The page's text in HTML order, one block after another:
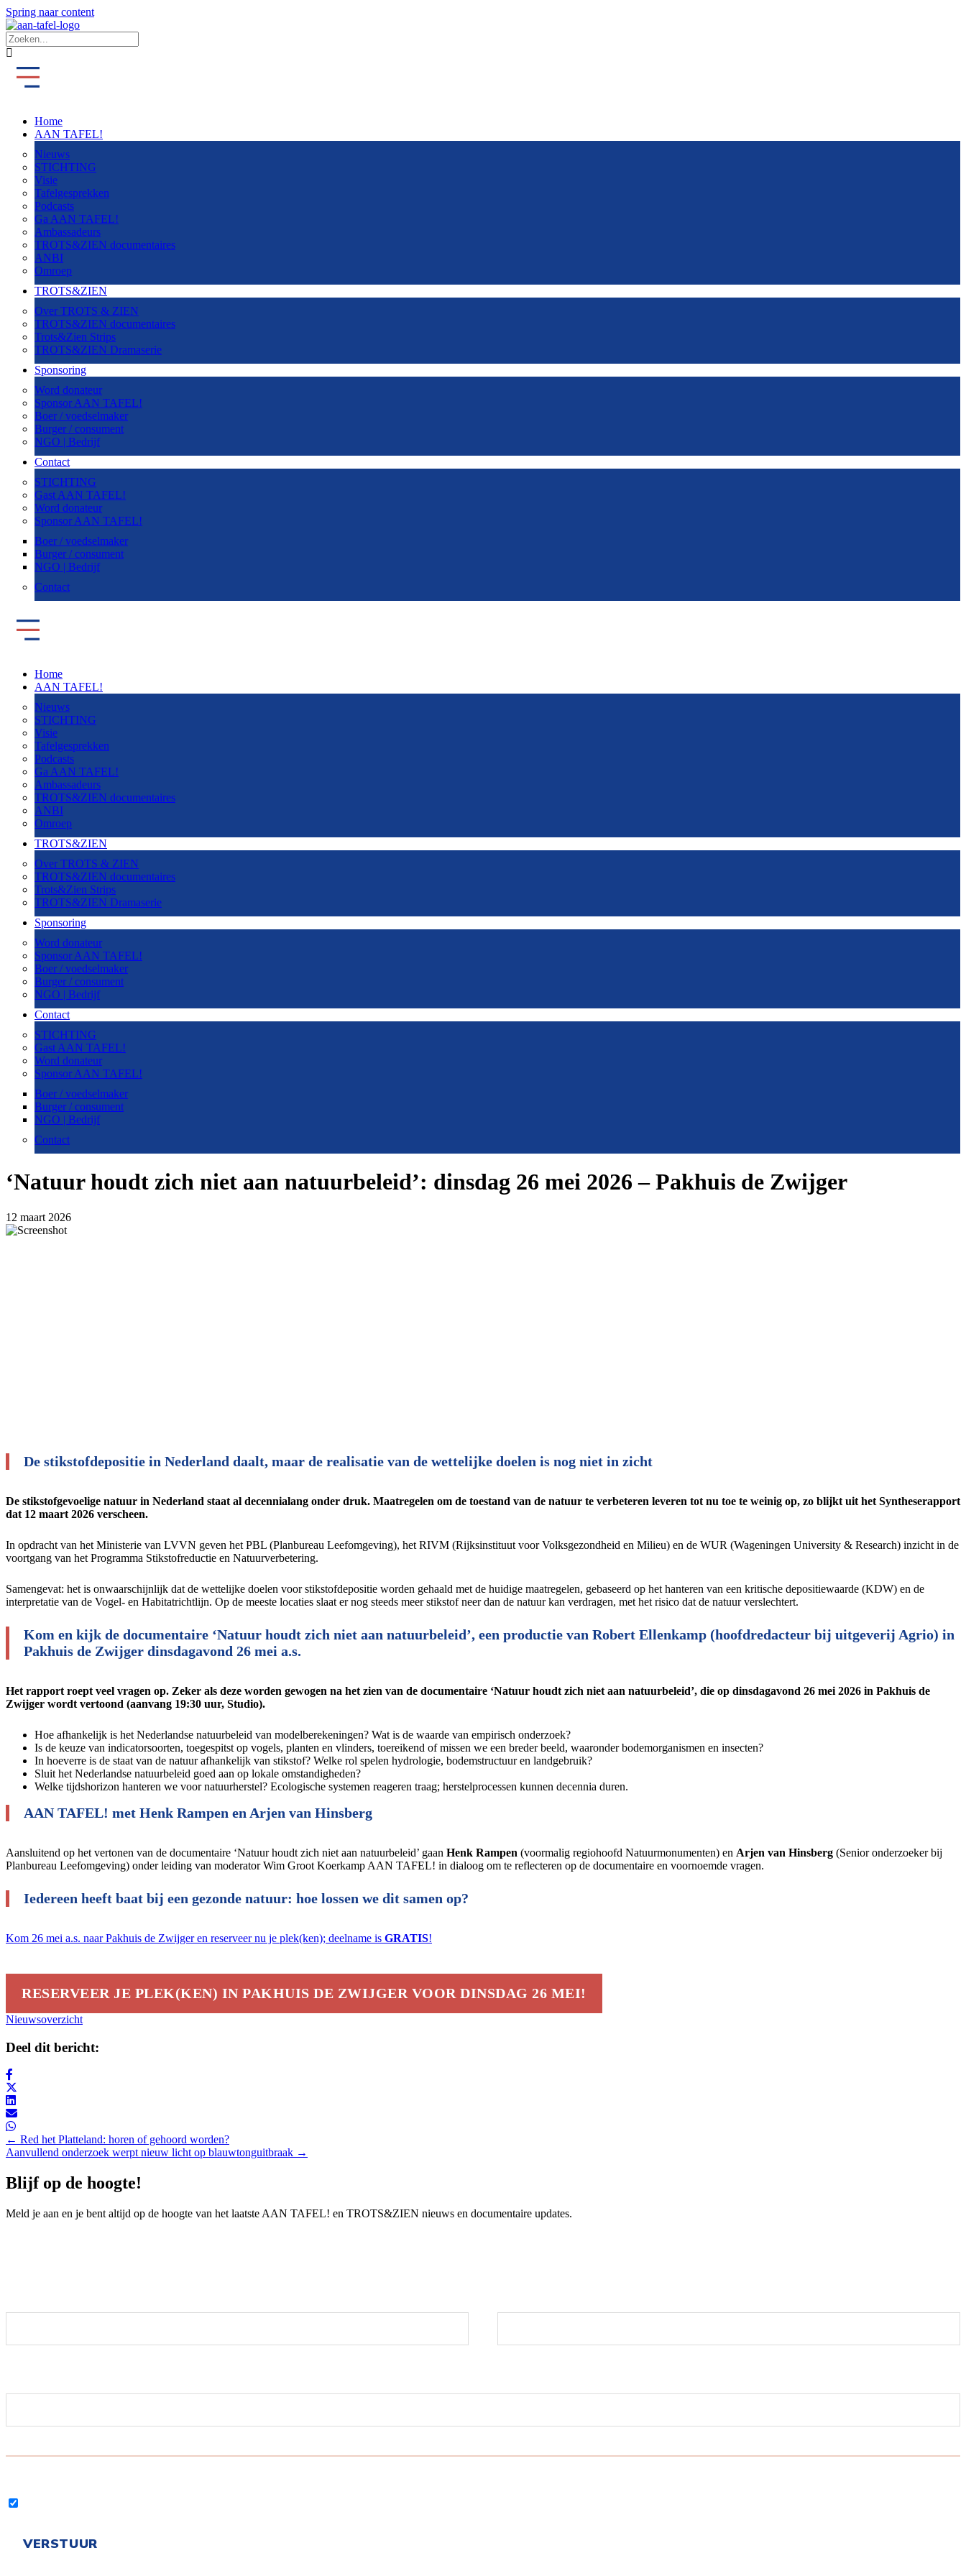
Spring naar content
Home
AAN TAFEL!
Nieuws
STICHTING
Visie
Tafelgesprekken
Podcasts
Ga AAN TAFEL!
Ambassadeurs
TROTS&ZIEN documentaires
ANBI
Omroep
TROTS&ZIEN
Over TROTS & ZIEN
TROTS&ZIEN documentaires
Trots&Zien Strips
TROTS&ZIEN Dramaserie
Sponsoring
Word donateur
Sponsor AAN TAFEL!
Boer / voedselmaker
Burger / consument
NGO | Bedrijf
Contact
STICHTING
Gast AAN TAFEL!
Word donateur
Sponsor AAN TAFEL!
Boer / voedselmaker
Burger / consument
NGO | Bedrijf
Contact
Home
AAN TAFEL!
Nieuws
STICHTING
Visie
Tafelgesprekken
Podcasts
Ga AAN TAFEL!
Ambassadeurs
TROTS&ZIEN documentaires
ANBI
Omroep
TROTS&ZIEN
Over TROTS & ZIEN
TROTS&ZIEN documentaires
Trots&Zien Strips
TROTS&ZIEN Dramaserie
Sponsoring
Word donateur
Sponsor AAN TAFEL!
Boer / voedselmaker
Burger / consument
NGO | Bedrijf
Contact
STICHTING
Gast AAN TAFEL!
Word donateur
Sponsor AAN TAFEL!
Boer / voedselmaker
Burger / consument
NGO | Bedrijf
Contact
‘Natuur houdt zich niet aan natuurbeleid’: dinsdag 26 mei 2026 – Pakhuis de Zwijger
12 maart 2026
De stikstofdepositie in Nederland daalt, maar de realisatie van de wettelijke doelen is nog niet in zicht
De stikstofgevoelige natuur in Nederland staat al decennialang onder druk. Maatregelen om de toestand van de natuur te verbeteren leveren tot nu toe te weinig op, zo blijkt uit het Syntheserapport
dat 12 maart 2026 verscheen.
In opdracht van het Ministerie van LVVN geven het PBL (Planbureau Leefomgeving), het RIVM (Rijksinstituut voor Volksgezondheid en Milieu) en de WUR (Wageningen University & Research) inzicht in de
voortgang van het Programma Stikstofreductie en Natuurverbetering.
Samengevat: het is onwaarschijnlijk dat de wettelijke doelen voor stikstofdepositie worden gehaald met de huidige maatregelen, gebaseerd op het hanteren van een kritische depositiewaarde (KDW) en de
interpretatie van de Vogel- en Habitatrichtlijn. Op de meeste locaties slaat er nog steeds meer stikstof neer dan de natuur kan verdragen, met het risico dat de natuur verslechtert.
Kom en kijk de documentaire ‘Natuur houdt zich niet aan natuurbeleid’, een productie van Robert Ellenkamp (hoofdredacteur bij uitgeverij Agrio) in
Pakhuis de Zwijger dinsdagavond 26 mei a.s.
Het rapport roept veel vragen op. Zeker als deze worden gewogen na het zien van de documentaire ‘Natuur houdt zich niet aan natuurbeleid’, die op dinsdagavond 26 mei 2026 in Pakhuis de
Zwijger wordt vertoond (aanvang 19:30 uur, Studio).
Hoe afhankelijk is het Nederlandse natuurbeleid van modelberekeningen? Wat is de waarde van empirisch onderzoek?
Is de keuze van indicatorsoorten, toegespitst op vogels, planten en vlinders, toereikend of missen we een breder beeld, waaronder bodemorganismen en insecten?
In hoeverre is de staat van de natuur afhankelijk van stikstof? Welke rol spelen hydrologie, bodemstructuur en landgebruik?
Sluit het Nederlandse natuurbeleid goed aan op lokale omstandigheden?
Welke tijdshorizon hanteren we voor natuurherstel? Ecologische systemen reageren traag; herstelprocessen kunnen decennia duren.
AAN TAFEL! met Henk Rampen en Arjen van Hinsberg
Aansluitend op het vertonen van de documentaire ‘Natuur houdt zich niet aan natuurbeleid’ gaan Henk Rampen (voormalig regiohoofd Natuurmonumenten) en Arjen van Hinsberg (Senior onderzoeker bij
Planbureau Leefomgeving) onder leiding van moderator Wim Groot Koerkamp AAN TAFEL! in dialoog om te reflecteren op de documentaire en voornoemde vragen.
Iedereen heeft baat bij een gezonde natuur: hoe lossen we dit samen op?
Kom 26 mei a.s. naar Pakhuis de Zwijger en reserveer nu je plek(ken); deelname is GRATIS!
RESERVEER JE PLEK(KEN) IN PAKHUIS DE ZWIJGER VOOR DINSDAG 26 MEI!
Nieuwsoverzicht
Deel dit bericht:
Posts
navigation
← Red het Platteland: horen of gehoord worden?
Aanvullend onderzoek werpt nieuw licht op blauwtonguitbraak →
Blijf op de hoogte!
Meld je aan en je bent altijd op de hoogte van het laatste AAN TAFEL! en TROTS&ZIEN nieuws en documentaire updates.